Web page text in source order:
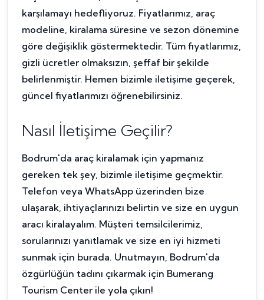
karşılamayı hedefliyoruz. Fiyatlarımız, araç
modeline, kiralama süresine ve sezon dönemine
göre değişiklik göstermektedir. Tüm fiyatlarımız,
gizli ücretler olmaksızın, şeffaf bir şekilde
belirlenmiştir. Hemen bizimle iletişime geçerek,
güncel fiyatlarımızı öğrenebilirsiniz.
Nasıl İletişime Geçilir?
Bodrum'da araç kiralamak için yapmanız
gereken tek şey, bizimle iletişime geçmektir.
Telefon veya WhatsApp üzerinden bize
ulaşarak, ihtiyaçlarınızı belirtin ve size en uygun
aracı kiralayalım. Müşteri temsilcilerimiz,
sorularınızı yanıtlamak ve size en iyi hizmeti
sunmak için burada. Unutmayın, Bodrum'da
özgürlüğün tadını çıkarmak için Bumerang
Tourism Center ile yola çıkın!